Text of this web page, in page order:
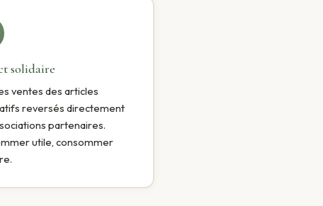
solidaire
ventes des articles
reversés directement
partenaires.
utile, consommer